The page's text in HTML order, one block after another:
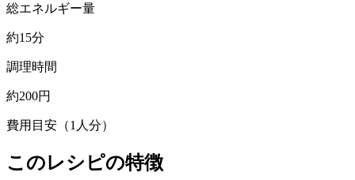
総エネルギー量
約15分
調理時間
約200円
費用目安（1人分）
このレシピの特徴